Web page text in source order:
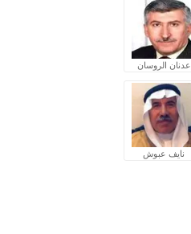
عدنان الروسان
نايف عبوش